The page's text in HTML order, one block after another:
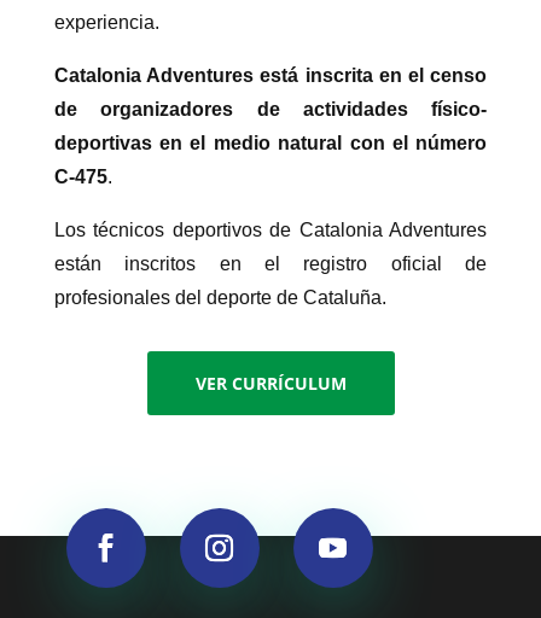
experiencia.
Catalonia Adventures está inscrita en el censo
de organizadores de actividades físico-
deportivas en el medio natural con el número
C-475.
Los técnicos deportivos de Catalonia Adventures
están inscritos en el registro oficial de
profesionales del deporte de Cataluña.
VER CURRÍCULUM